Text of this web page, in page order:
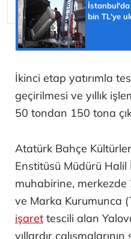
İstanbul'da
bin TL'ye
İkinci etap yatırımla
geçirilmesi ve yıllık
50 tondan 150 tona
Atatürk Bahçe
Enstitüsü Müdürü Halil
muhabirine, merkezde
ve Marka Kurumunca
işaret tescili alan
yıllardır